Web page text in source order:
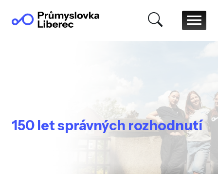
150 let správných rozhodnutí